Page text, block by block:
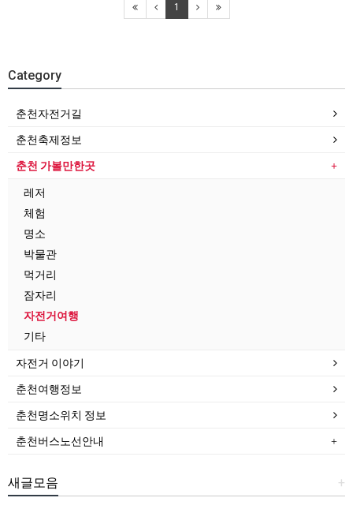
1
Category
춘천자전거길
춘천축제정보
춘천 가볼만한곳
레저
체험
명소
박물관
먹거리
잠자리
자전거여행
기타
자전거 이야기
춘천여행정보
춘천명소위치 정보
춘천버스노선안내
+
새글모음